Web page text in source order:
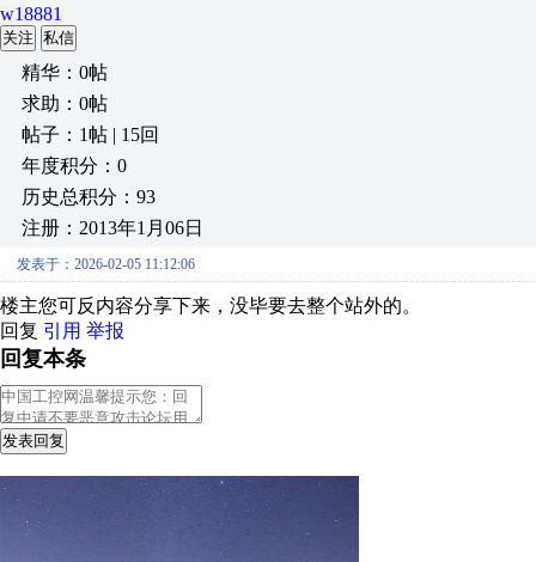
w18881
关注 私信
精华：0帖
求助：0帖
帖子：1帖 | 15回
年度积分：0
历史总积分：93
注册：2013年1月06日
发表于：2026-02-05 11:12:06
楼主您可反内容分享下来，没毕要去整个站外的。
回复 引用 举报
回复本条
发表回复